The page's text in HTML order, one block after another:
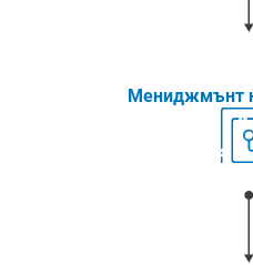
Мениджмънт